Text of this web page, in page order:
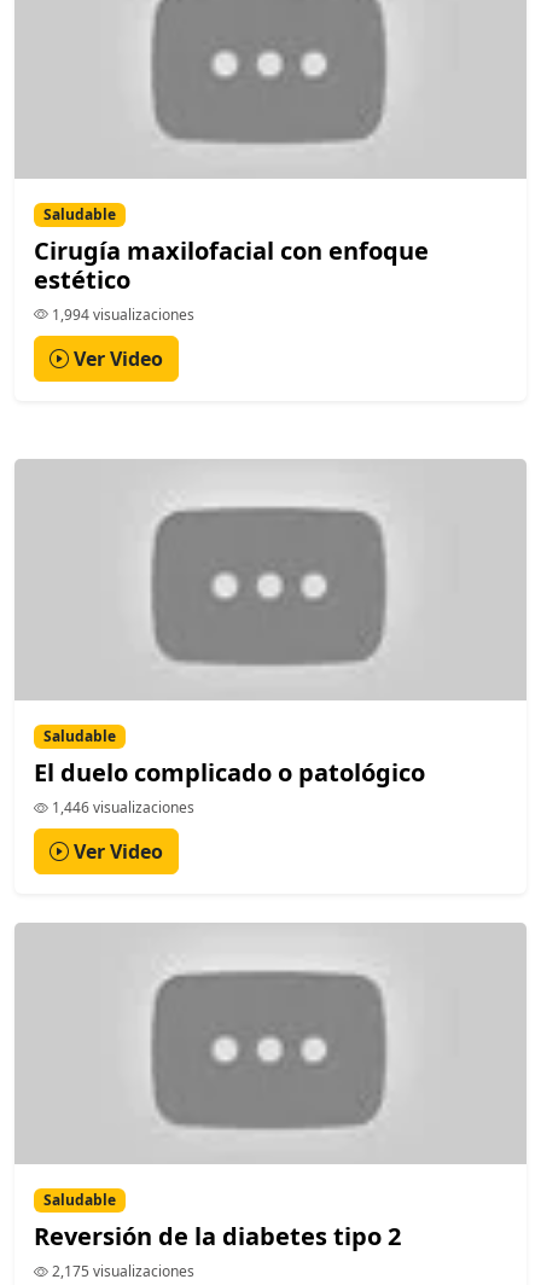
Saludable
Cirugía maxilofacial con enfoque
estético
1,994 visualizaciones
Ver Video
Saludable
El duelo complicado o patológico
1,446 visualizaciones
Ver Video
Saludable
Reversión de la diabetes tipo 2
2,175 visualizaciones